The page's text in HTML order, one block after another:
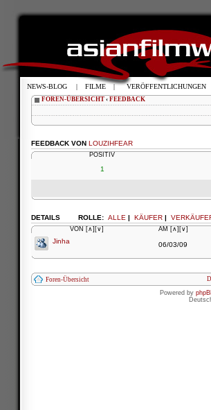
FOREN-ÜBERSICHT ‹ FEEDBACK
FEEDBACK VON LOUZIHFEAR
POSITIV
1
ROLLE: ALLE | KÄUFER |
DETAILS
VON [∧] [∨] AM [∧] [∨]
Jinha 06/03/09
Foren-Übersicht
Powered by
NEWS-BLOG | FILME | VERÖFFENTLICHUNGEN